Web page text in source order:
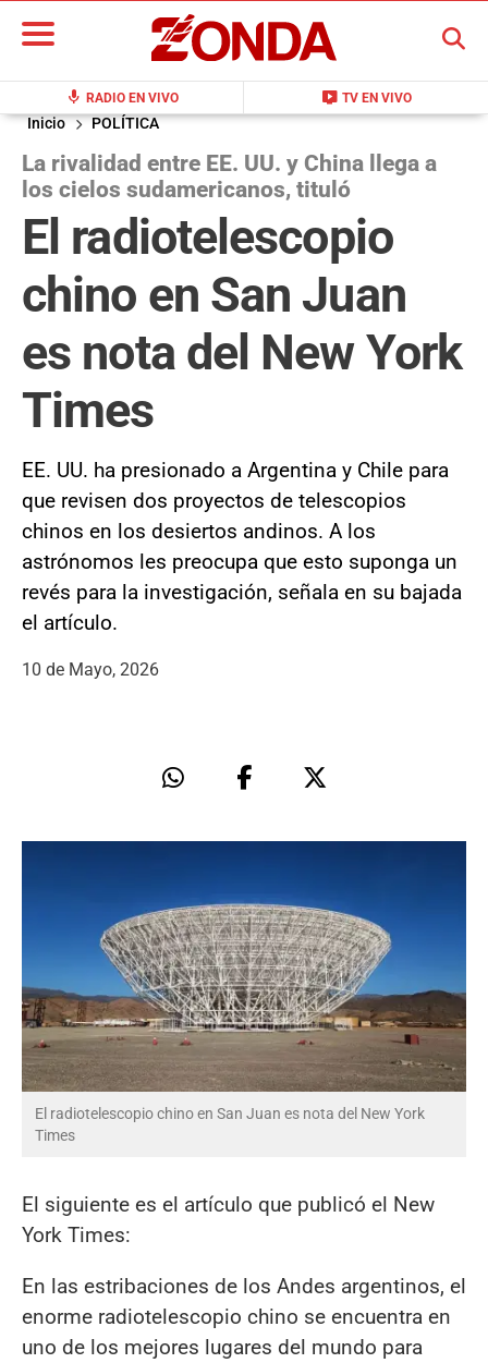
mic RADIO EN VIVO live_tv TV EN VIVO
BUSCAR
Inicio POLÍTICA
La rivalidad entre EE. UU. y China llega a
los cielos sudamericanos, tituló
El radiotelescopio
chino en San Juan
es nota del New York
Times
EE. UU. ha presionado a Argentina y Chile para
que revisen dos proyectos de telescopios
chinos en los desiertos andinos. A los
astrónomos les preocupa que esto suponga un
revés para la investigación, señala en su bajada
el artículo.
10 de Mayo, 2026
El radiotelescopio chino en San Juan es nota del New York
Times
El siguiente es el artículo que publicó el New
York Times:
En las estribaciones de los Andes argentinos, el
enorme radiotelescopio chino se encuentra en
uno de los mejores lugares del mundo para